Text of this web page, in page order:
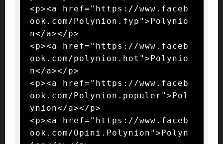
<p><a href="https://www.faceb
ook.com/Polynion.fyp">Polynio
n</a></p>
<p><a href="https://www.faceb
ook.com/polynion.hot">Polynio
n</a></p>
<p><a href="https://www.faceb
ook.com/Polynion.populer">Pol
ynion</a></p>
<p><a href="https://www.faceb
ook.com/Opini.Polynion">Polyn